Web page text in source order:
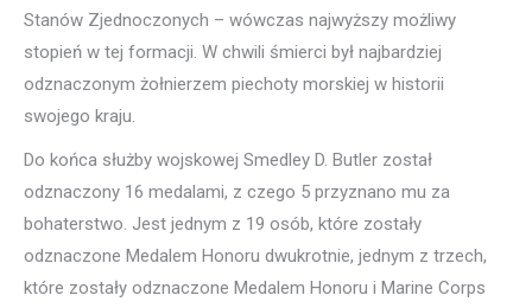
Stanów Zjednoczonych – wówczas najwyższy możliwy
stopień w tej formacji. W chwili śmierci był najbardziej
odznaczonym żołnierzem piechoty morskiej w historii
swojego kraju.
Do końca służby wojskowej Smedley D. Butler został
odznaczony 16 medalami, z czego 5 przyznano mu za
bohaterstwo. Jest jednym z 19 osób, które zostały
odznaczone Medalem Honoru dwukrotnie, jednym z trzech,
które zostały odznaczone Medalem Honoru i Marine Corps